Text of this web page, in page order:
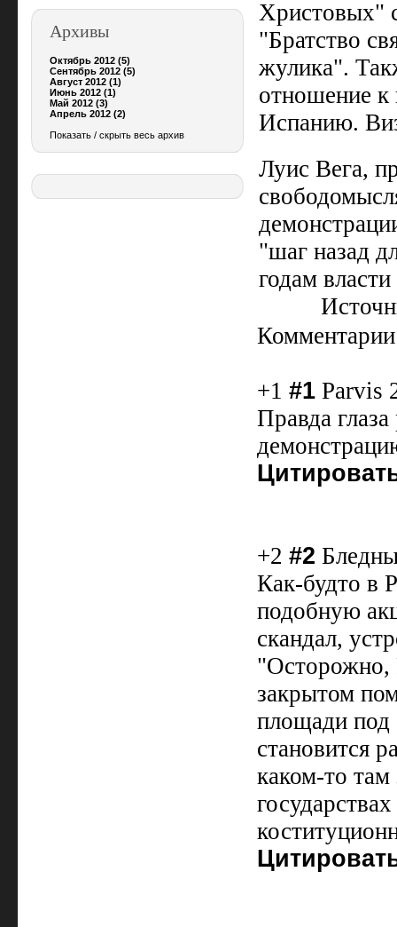
Архивы
Октябрь 2012 (5)
Сентябрь 2012 (5)
Август 2012 (1)
Июнь 2012 (1)
Май 2012 (3)
Апрель 2012 (2)
Показать / скрыть весь архив
Христовых"
"Братство
жулика".
отношение к
Испанию.
Луис Вега,
"шаг назад
годам
Комментарии
+1#1 Parvis
Правда
+2#2
Как-будто в
подобную
скандал,
"Осторожно,
закрытом
площади под
становится
каком-то